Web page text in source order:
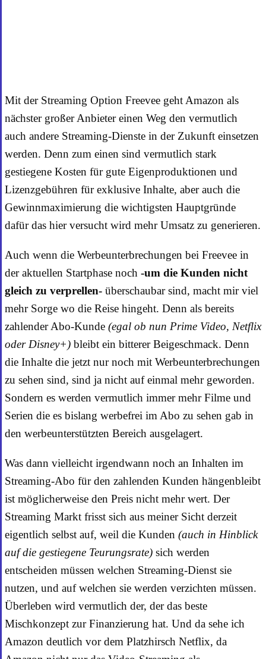
Mit der Streaming Option Freevee geht Amazon als
nächster großer Anbieter einen Weg den vermutlich
auch andere Streaming-Dienste in der Zukunft einsetzen
werden. Denn zum einen sind vermutlich stark
gestiegene Kosten für gute Eigenproduktionen und
Lizenzgebühren für exklusive Inhalte, aber auch die
Gewinnmaximierung die wichtigsten Hauptgründe
dafür das hier versucht wird mehr Umsatz zu generieren.
Auch wenn die Werbeunterbrechungen bei Freevee in
der aktuellen Startphase noch -um die Kunden nicht
gleich zu verprellen- überschaubar sind, macht mir viel
mehr Sorge wo die Reise hingeht. Denn als bereits
zahlender Abo-Kunde (egal ob nun Prime Video, Netflix
oder Disney+) bleibt ein bitterer Beigeschmack. Denn
die Inhalte die jetzt nur noch mit Werbeunterbrechungen
zu sehen sind, sind ja nicht auf einmal mehr geworden.
Sondern es werden vermutlich immer mehr Filme und
Serien die es bislang werbefrei im Abo zu sehen gab in
den werbeunterstützten Bereich ausgelagert.
Was dann vielleicht irgendwann noch an Inhalten im
Streaming-Abo für den zahlenden Kunden hängenbleibt
ist möglicherweise den Preis nicht mehr wert. Der
Streaming Markt frisst sich aus meiner Sicht derzeit
eigentlich selbst auf, weil die Kunden (auch in Hinblick
auf die gestiegene Teurungsrate) sich werden
entscheiden müssen welchen Streaming-Dienst sie
nutzen, und auf welchen sie werden verzichten müssen.
Überleben wird vermutlich der, der das beste
Mischkonzept zur Finanzierung hat. Und da sehe ich
Amazon deutlich vor dem Platzhirsch Netflix, da